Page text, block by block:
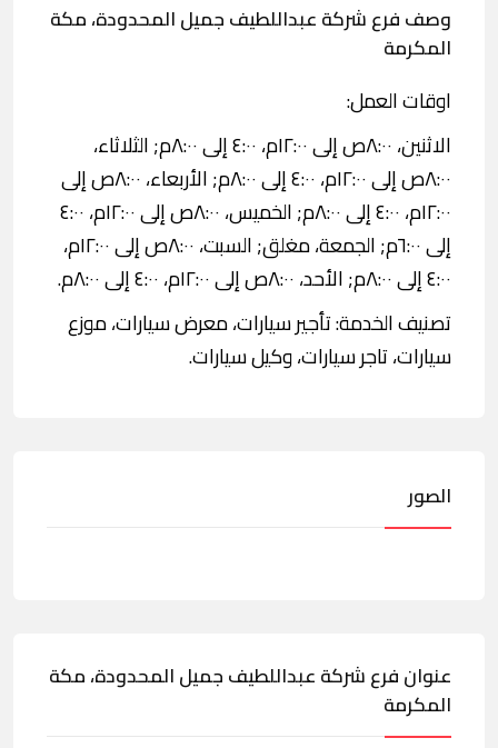
وصف فرع شركة عبداللطيف جميل المحدودة، مكة
المكرمة
اوقات العمل:
الاثنين، ٨:٠٠ص إلى ١٢:٠٠م، ٤:٠٠ إلى ٨:٠٠م; الثلاثاء،
٨:٠٠ص إلى ١٢:٠٠م، ٤:٠٠ إلى ٨:٠٠م; الأربعاء، ٨:٠٠ص إلى
١٢:٠٠م، ٤:٠٠ إلى ٨:٠٠م; الخميس، ٨:٠٠ص إلى ١٢:٠٠م، ٤:٠٠
إلى ٦:٠٠م; الجمعة، مغلق; السبت، ٨:٠٠ص إلى ١٢:٠٠م،
٤:٠٠ إلى ٨:٠٠م; الأحد، ٨:٠٠ص إلى ١٢:٠٠م، ٤:٠٠ إلى ٨:٠٠م.
تصنيف الخدمة: تأجير سيارات، معرض سيارات، موزع
سيارات، تاجر سيارات، وكيل سيارات.
الصور
عنوان فرع شركة عبداللطيف جميل المحدودة، مكة
المكرمة